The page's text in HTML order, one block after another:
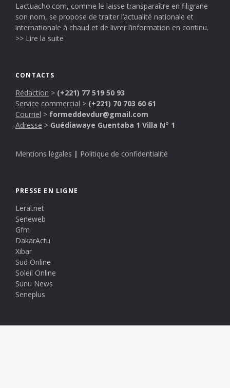
Lactuacho.com, comme le laisse transparaître en filigrane
son nom, se propose de traiter l’actualité nationale et
internationale à chaud et de livrer l’information en continu.
>> Lire la suite
CONTACTS
Rédaction > (+221) 77 519 50 93
Service commercial > (+221) 70 703 60 61
Courriel > formeddevdur@gmail.com
Adresse > Guédiawaye Guentaba 1 Villa N° 1
Mentions légales | Politique de confidentialité
PRESSE EN LIGNE
Leral.net
Seneweb
Gfm
DakarActu
Xibar
Sud Online
Soleil Online
Sunu News
Seneplus